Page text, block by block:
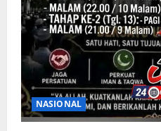
NASIONAL